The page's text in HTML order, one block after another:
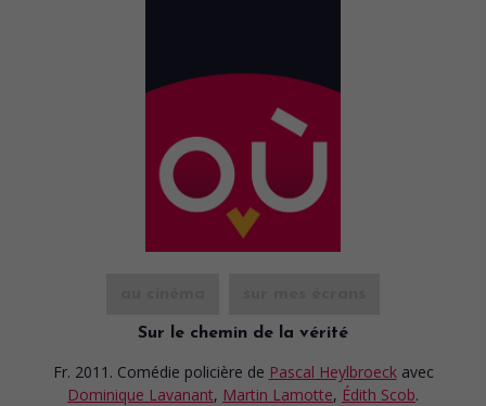
Sur le chemin de la vérité
Fr. 2011. Comédie policière de Pascal Heylbroeck avec
Dominique Lavanant, Martin Lamotte, Édith Scob.